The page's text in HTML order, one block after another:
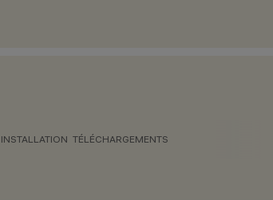
INSTALLATION TÉLÉCHARGEMENTS